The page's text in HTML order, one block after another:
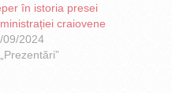
în istoria presei
craiovene
09/2024